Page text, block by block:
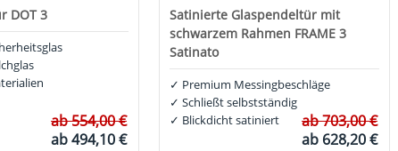
DOT 3
ab554,00 €
ab494,10 €
Satinierte Glaspendeltür mit
schwarzem Rahmen FRAME 3
Satinato
✓ Premium Messingbeschläge
✓ Schließt selbstständig
✓ Blickdicht satiniert ab703,00 €
ab 628,20 €